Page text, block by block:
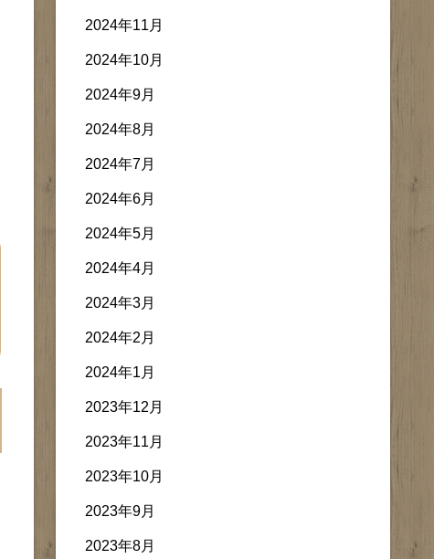
2024年11月
2024年10月
2024年9月
2024年8月
2024年7月
2024年6月
2024年5月
2024年4月
2024年3月
2024年2月
2024年1月
2023年12月
2023年11月
2023年10月
2023年9月
2023年8月